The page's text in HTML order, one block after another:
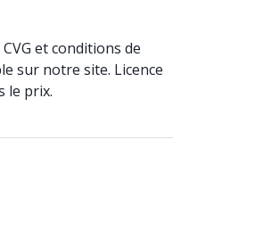
et conditions de
sur notre site. Licence
le prix.